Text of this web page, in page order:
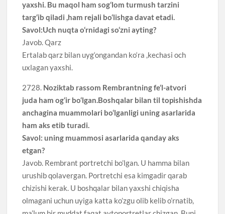
yaxshi. Bu maqol ham sog‘lom turmush tarzini
targ‘ib qiladi ,ham rejali bo‘lishga davat etadi.
Savol:Uch nuqta o‘rnidagi so‘zni ayting?
Javob. Qarz
Ertalab qarz bilan uyg‘ongandan ko‘ra ,kechasi och
uxlagan yaxshi.
2728. Noziktab rassom Rembrantning fe‘l-atvori
juda ham og‘ir bo‘lgan.Boshqalar bilan til topishishda
anchagina muammolari bo‘lganligi uning asarlarida
ham aks etib turadi.
Savol: uning muammosi asarlarida qanday aks
etgan?
Javob. Rembrant portretchi bo’lgan. U hamma bilan
urushib qolavergan. Portretchi esa kimgadir qarab
chizishi kerak. U boshqalar bilan yaxshi chiqisha
olmagani uchun uyiga katta ko’zgu olib kelib o’rnatib,